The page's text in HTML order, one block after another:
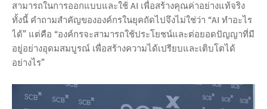
สามารถในการออกแบบและใช้ AI เพื่อสร้างคุณค่าอย่างแท้จริง
ทั้งนี้ คำถามสำคัญขององค์กรในยุคถัดไปจึงไม่ใช่ว่า “AI ทำอะไร
ได้” แต่คือ “องค์กรจะสามารถใช้ประโยชน์และต่อยอดปัญญาที่มี
อยู่อย่างอุดมสมบูรณ์ เพื่อสร้างความได้เปรียบและเติบโตได้
อย่างไร”